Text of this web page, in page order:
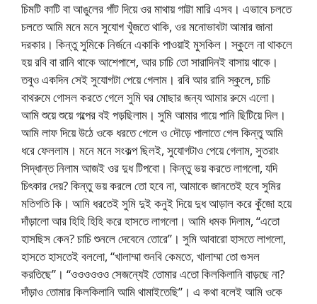
চিমটি কাটি বা আঙুলের গাঁট দিয়ে ওর মাথায় গাট্টা মারি এসব। এভাবে চলতে
চলতে আমি মনে মনে সুযোগ খুঁজতে থাকি, ওর মনোভাবটা আমার জানা
দরকার। কিন্তু সুমিকে নির্জনে একাকি পাওয়াই মুসকিল। স্কুলে না থাকলে
হয় রবি বা রানি থাকে আশেপাশে, আর চাচি তো সারাদিনই বাসায় থাকে।
তবুও একদিন সেই সুযোগটা পেয়ে গেলাম। রবি আর রানি স্কুলে, চাচি
বাথরুমে গোসল করতে গেলে সুমি ঘর মোছার জন্য আমার রুমে এলো।
আমি শুয়ে শুয়ে গল্পের বই পড়ছিলাম। সুমি আমার গায়ে পানি ছিটিয়ে দিল।
আমি লাফ দিয়ে উঠে ওকে ধরতে গেলে ও দৌড়ে পালাতে গেল কিন্তু আমি
ধরে ফেললাম। মনে মনে সংকল্প ছিলই, সুযোগটাও পেয়ে গেলাম, সুতরাং
সিদ্ধান্ত নিলাম আজই ওর দুধ টিপবো। কিন্তু ভয় করতে লাগলো, যদি
চিৎকার দেয়? কিন্তু ভয় করলে তো হবে না, আমাকে জানতেই হবে সুমির
মতিগতি কি। আমি ধরতেই সুমি দুই কনুই দিয়ে দুধ আড়াল করে কুঁজো হয়ে
দাঁড়ালো আর হিহি হিহি করে হাসতে লাগলো। আমি ধমক দিলাম, “এতো
হাসছিস কেন? চাচি শুনলে দেবেনে তোরে”। সুমি আবারো হাসতে লাগলো,
হাসতে হাসতেই বললো, “খালাম্মা শুনবি কেমতে, খালাম্মা তো গুসল
করতিছে”। “ওওওওওও সেজন্যেই তোমার এতো কিলকিলানি বাড়ছে না?
দাঁড়াও তোমার কিলকিলানি আমি থামাইতেছি”। এ কথা বলেই আমি ওকে